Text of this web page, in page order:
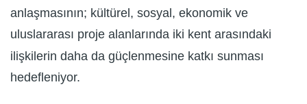
anlaşmasının; kültürel, sosyal, ekonomik ve
uluslararası proje alanlarında iki kent arasındaki
ilişkilerin daha da güçlenmesine katkı sunması
hedefleniyor.